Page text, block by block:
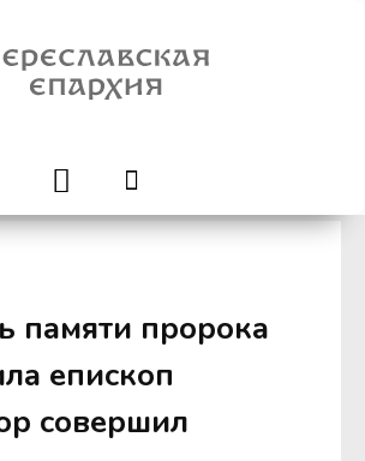
памяти пророка
епископ
совершил